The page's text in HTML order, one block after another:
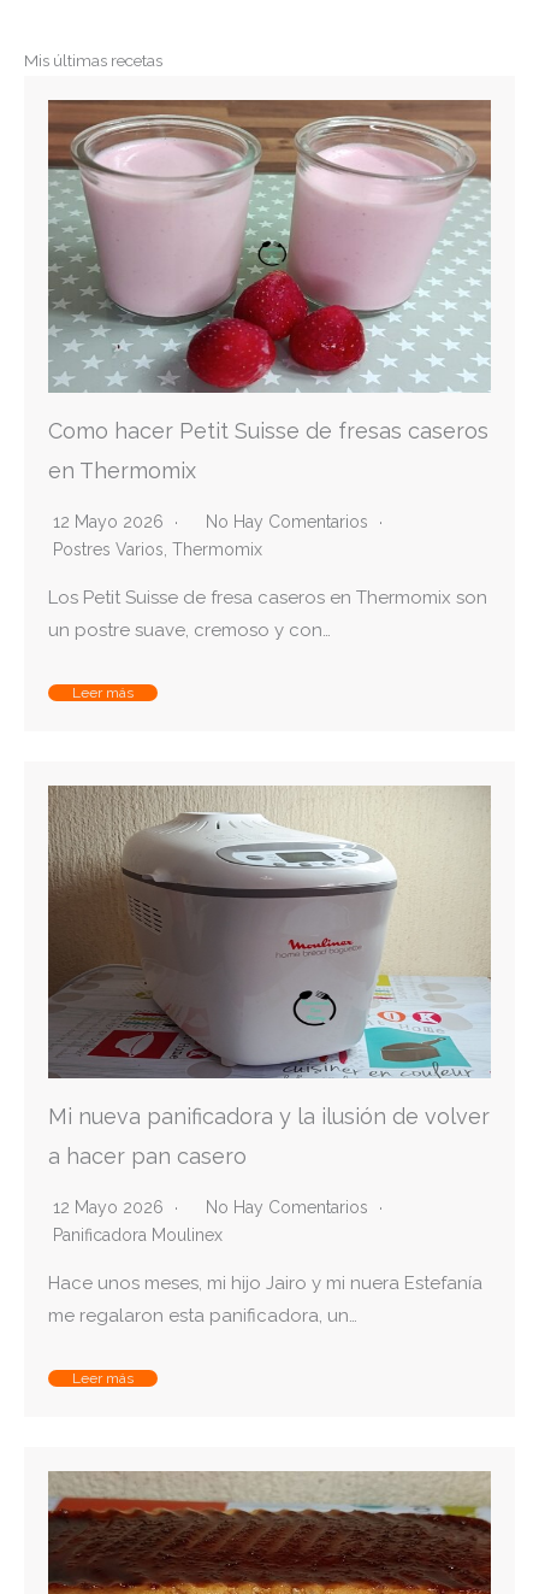
Mis últimas recetas
Como hacer Petit Suisse de fresas caseros
en Thermomix
12 Mayo 2026
No Hay Comentarios
Postres Varios Thermomix
Los Petit Suisse de fresa caseros en Thermomix son
un postre suave, cremoso y con…
Leer más
Mi nueva panificadora y la ilusión de volver
a hacer pan casero
12 Mayo 2026
No Hay Comentarios
Panificadora Moulinex
Hace unos meses, mi hijo Jairo y mi nuera Estefanía
me regalaron esta panificadora, un…
Leer más